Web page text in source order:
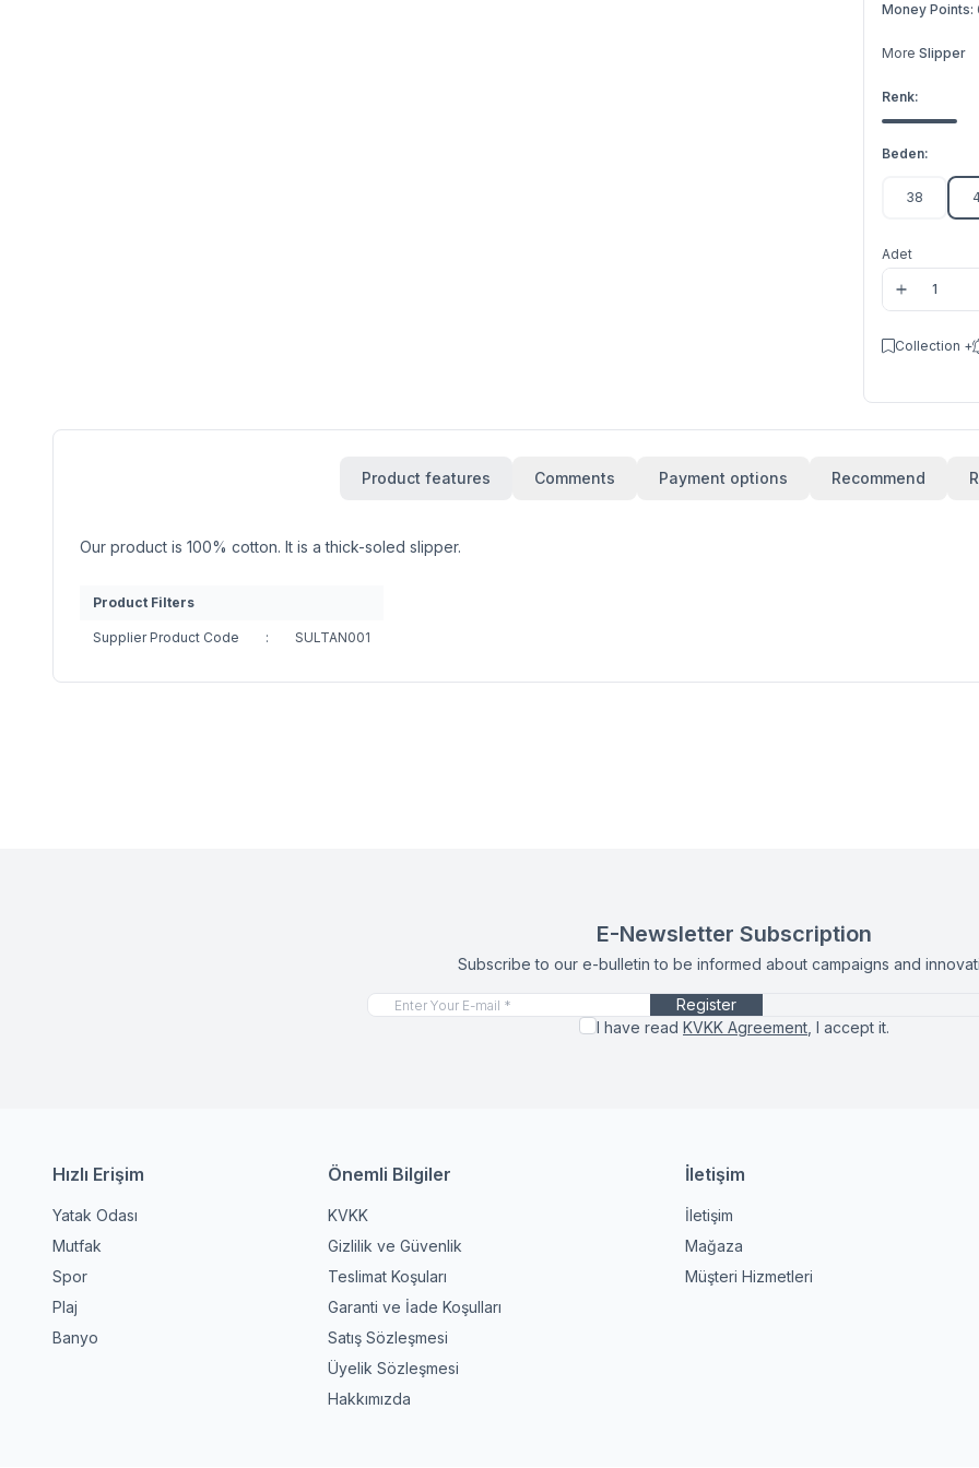
Money Points:
More Slipper
Renk:
Beden:
38
Adet
Collection +
Product features Comments Payment options Recommend
Our product is 100% cotton. It is a thick-soled slipper.
Product Filters
Supplier Product Code : SULTAN001
E-Newsletter Subscription
Subscribe to our e-bulletin to be informed about campaigns and
Register
I have read KVKK Agreement , I accept it.
Hızlı Erişim
Yatak Odası
Mutfak
Spor
Plaj
Banyo
Önemli Bilgiler
KVKK
Gizlilik ve Güvenlik
Teslimat Koşuları
Garanti ve İade Koşulları
Satış Sözleşmesi
Üyelik Sözleşmesi
Hakkımızda
İletişim
İletişim
Mağaza
Müşteri Hizmetleri